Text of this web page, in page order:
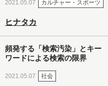
2021.05.07 カルチャー・スポーツ
ヒナタカ
頻発する「検索汚染」とキー
ワードによる検索の限界
2021.05.07 社会